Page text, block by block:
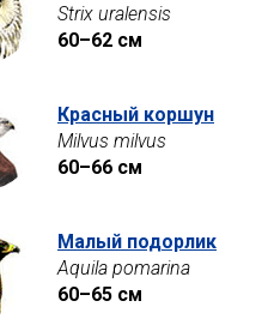
Strix uralensis
60–62 см
Красный коршун
Milvus milvus
60–66 см
Малый подорлик
Aquila pomarina
60–65 см